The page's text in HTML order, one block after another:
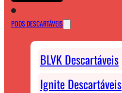
PODS DESCARTÁVEIS
BLVK Descartáveis
Ignite Descartáveis